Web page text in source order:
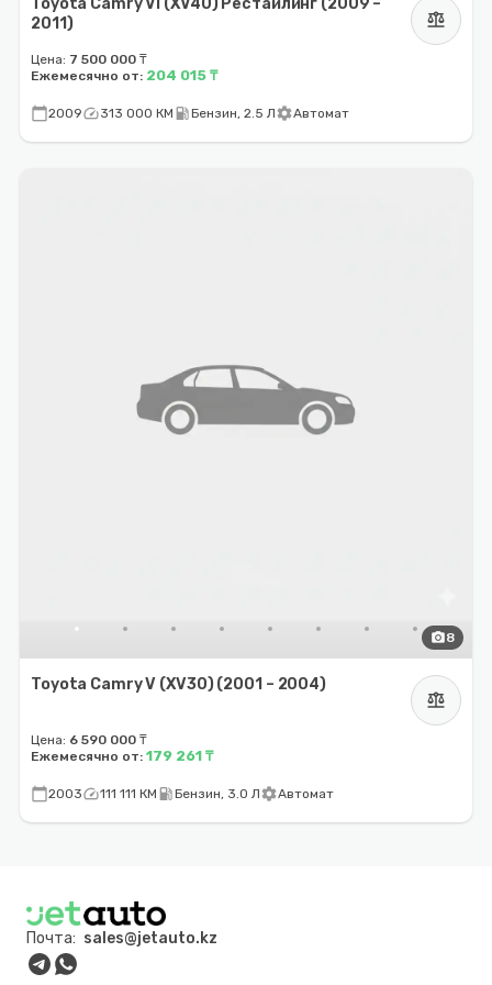
Toyota Camry VI (XV40) Рестайлинг (2009 –
2011)
balance
Цена: 7 500 000 ₸
Ежемесячно от: 204 015 ₸
calendar_today2009speed313 000 КМ local_gas_stationБензин, 2.5 ЛsettingsАвтомат
photo_camera8
Toyota Camry V (XV30) (2001 – 2004)
balance
Цена: 6 590 000 ₸
Ежемесячно от: 179 261 ₸
calendar_today2003speed111 111 КМ local_gas_stationБензин, 3.0 ЛsettingsАвтомат
Почта: sales@jetauto.kz